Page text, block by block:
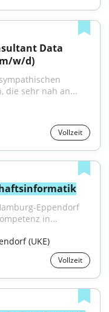
Data
w/d)
die sehr nah an...
Vollzeit
Eppendorf
in...
(UKE)
Vollzeit